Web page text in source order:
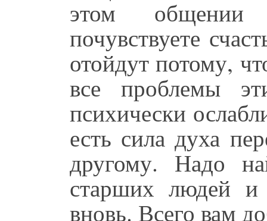
этом
почувствуете
отойдут потому,
все проблемы
психически
есть сила духа
другому. Надо
старших людей и
вновь. Всего вам